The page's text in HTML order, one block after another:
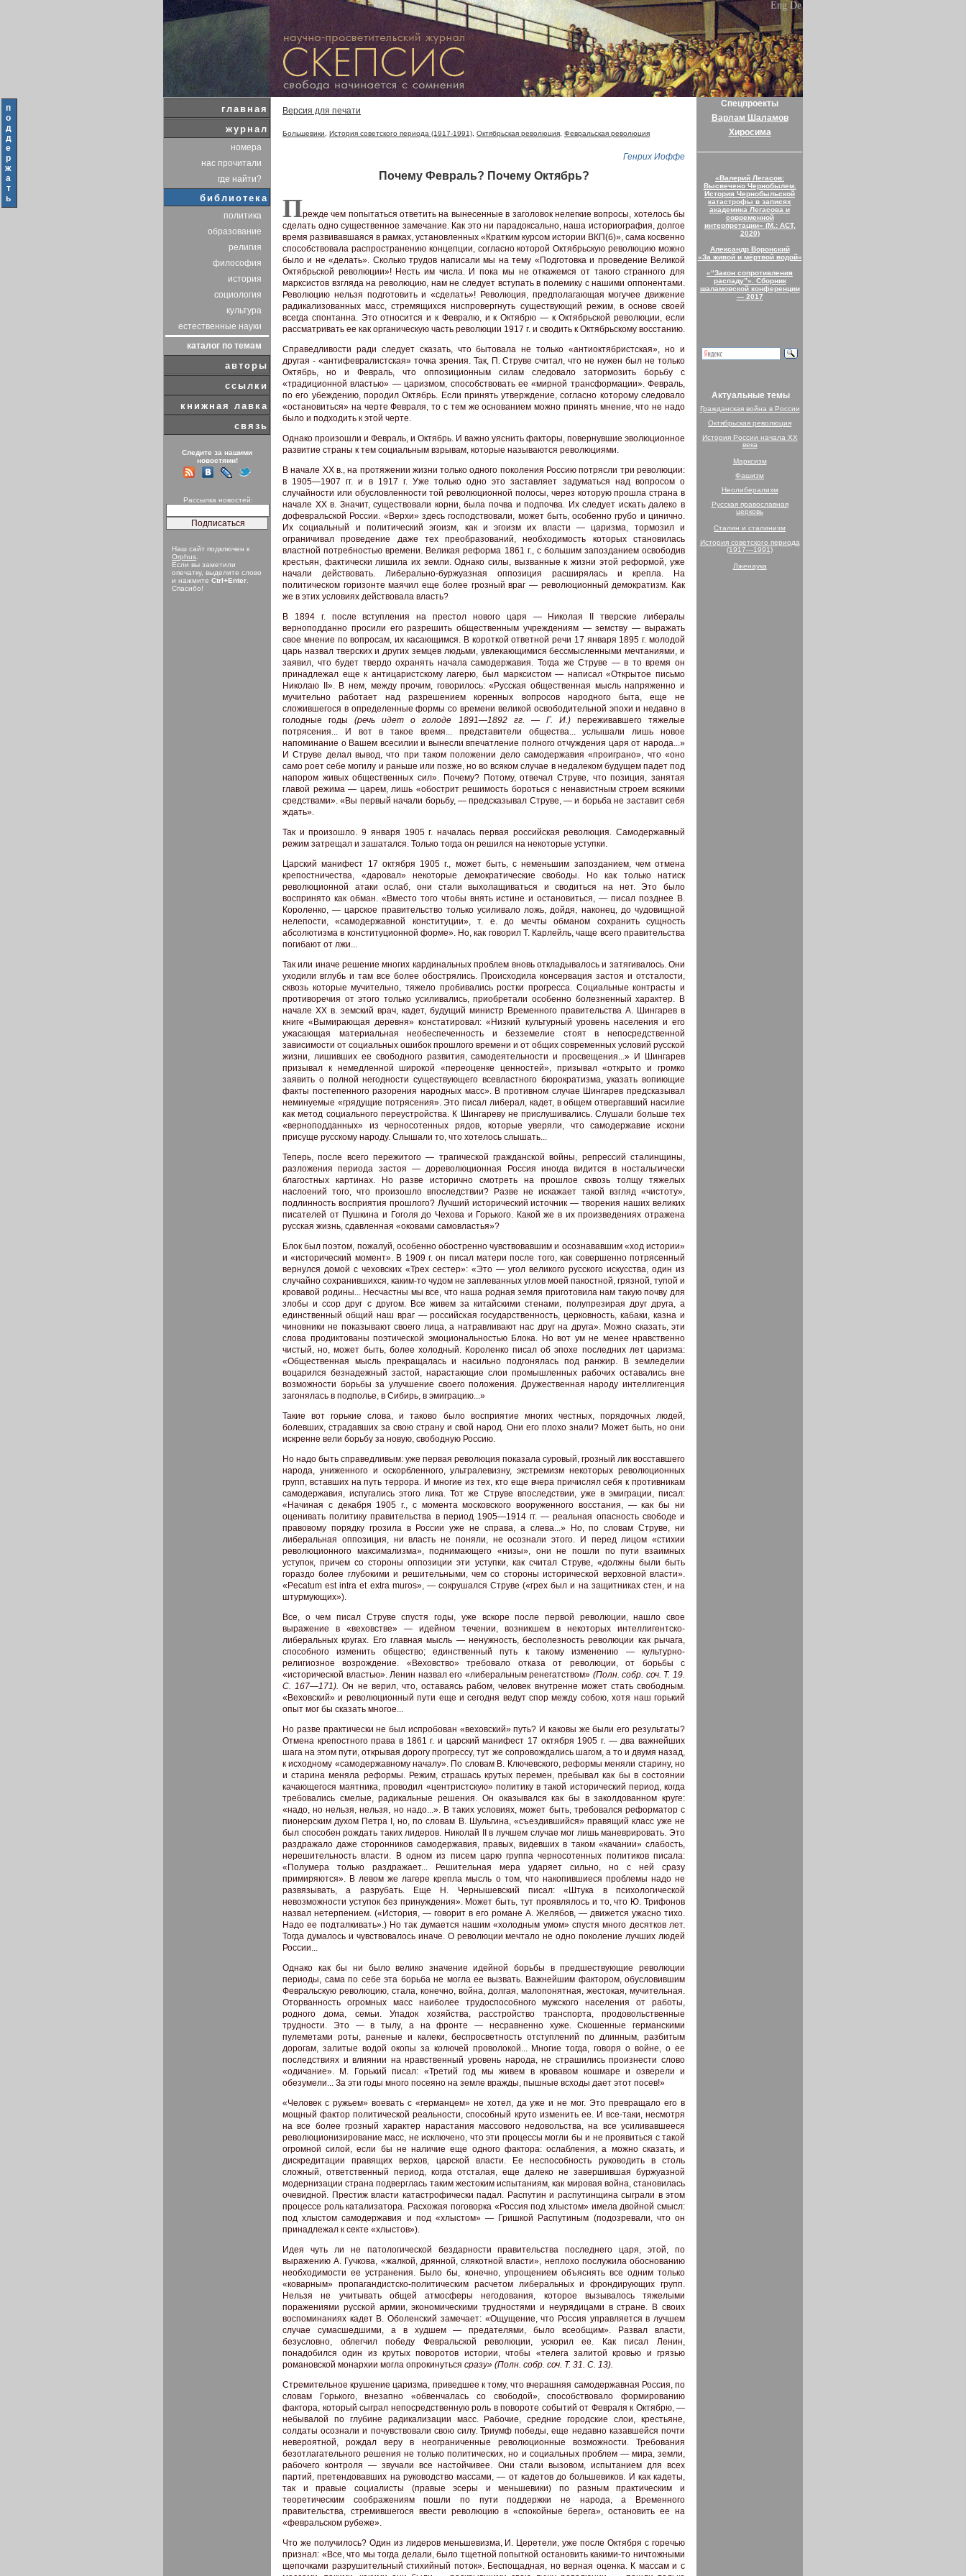
п
о
д
д
е
р
ж
а
т
ь
Eng De
главная
журнал
номера
нас прочитали
где найти?
библиотека
политика
образование
религия
философия
история
социология
культура
естественные науки
каталог по темам
авторы
ссылки
книжная лавка
связь
Следите за нашими
новостями!
Рассылка новостей:
Наш сайт подключен к
Orphus
Если вы заметили
опечатку, выделите слово
и нажмите Ctrl+Enter
Спасибо!
Версия для печати
Большевики История советского периода (1917-1991) Октябрьская революция Февральская революция
Генрих Иоффе
Почему Февраль? Почему Октябрь?
Прежде чем попытаться ответить на вынесенные в заголовок нелегкие вопросы, хотелось бы
сделать одно существенное замечание. Как это ни парадоксально, наша историография, долгое
время развивавшаяся в рамках, установленных «Кратким курсом истории ВКП(б)», сама косвенно
способствовала распространению концепции, согласно которой Октябрьскую революцию можно
было и не «делать». Сколько трудов написали мы на тему «Подготовка и проведение Великой
Октябрьской революции»! Несть им числа. И пока мы не откажемся от такого странного для
марксистов взгляда на революцию, нам не следует вступать в полемику с нашими оппонентами.
Революцию нельзя подготовить и «сделать»! Революция, предполагающая могучее движение
радикализованных масс, стремящихся ниспровергнуть существующий режим, в основе своей
всегда спонтанна. Это относится и к Февралю, и к Октябрю — к Октябрьской революции, если
рассматривать ее как органическую часть революции 1917 г. и сводить к Октябрьскому восстанию.
Справедливости ради следует сказать, что бытовала не только «антиоктябристская», но и
другая - «антифевралистская» точка зрения. Так, П. Струве считал, что не нужен был не только
Октябрь, но и Февраль, что оппозиционным силам следовало затормозить борьбу с
«традиционной властью» — царизмом, способствовать ее «мирной трансформации». Февраль,
по его убеждению, породил Октябрь. Если принять утверждение, согласно которому следовало
«остановиться» на черте Февраля, то с тем же основанием можно принять мнение, что не надо
было и подходить к этой черте.
Однако произошли и Февраль, и Октябрь. И важно уяснить факторы, повернувшие эволюционное
развитие страны к тем социальным взрывам, которые называются революциями.
В начале XX в., на протяжении жизни только одного поколения Россию потрясли три революции:
в 1905—1907 гг. и в 1917 г. Уже только одно это заставляет задуматься над вопросом о
случайности или обусловленности той революционной полосы, через которую прошла страна в
начале XX в. Значит, существовали корни, была почва и подпочва. Их следует искать далеко в
дофевральской России. «Верхи» здесь господствовали, может быть, особенно грубо и цинично.
Их социальный и политический эгоизм, как и эгоизм их власти — царизма, тормозил и
ограничивал проведение даже тех преобразований, необходимость которых становилась
властной потребностью времени. Великая реформа 1861 г., с большим запозданием освободив
крестьян, фактически лишила их земли. Однако силы, вызванные к жизни этой реформой, уже
начали действовать. Либерально-буржуазная оппозиция расширялась и крепла. На
политическом горизонте маячил еще более грозный враг — революционный демократизм. Как
же в этих условиях действовала власть?
В 1894 г. после вступления на престол нового царя — Николая II тверские либералы
верноподданно просили его разрешить общественным учреждениям — земству — выражать
свое мнение по вопросам, их касающимся. В короткой ответной речи 17 января 1895 г. молодой
царь назвал тверских и других земцев людьми, увлекающимися бессмысленными мечтаниями, и
заявил, что будет твердо охранять начала самодержавия. Тогда же Струве — в то время он
принадлежал еще к антицаристскому лагерю, был марксистом — написал «Открытое письмо
Николаю II». В нем, между прочим, говорилось: «Русская общественная мысль напряженно и
мучительно работает над разрешением коренных вопросов народного быта, еще не
сложившегося в определенные формы со времени великой освободительной эпохи и недавно в
голодные годы(речь идет о голоде 1891—1892 гг. — Г. И.)переживавшего тяжелые
потрясения... И вот в такое время... представители общества... услышали лишь новое
напоминание о Вашем всесилии и вынесли впечатление полного отчуждения царя от народа...»
И Струве делал вывод, что при таком положении дело самодержавия «проиграно», что «оно
само роет себе могилу и раньше или позже, но во всяком случае в недалеком будущем падет под
напором живых общественных сил». Почему? Потому, отвечал Струве, что позиция, занятая
главой режима — царем, лишь «обострит решимость бороться с ненавистным строем всякими
средствами». «Вы первый начали борьбу, — предсказывал Струве, — и борьба не заставит себя
ждать».
Так и произошло. 9 января 1905 г. началась первая российская революция. Самодержавный
режим затрещал и зашатался. Только тогда он решился на некоторые уступки.
Царский манифест 17 октября 1905 г., может быть, с неменьшим запозданием, чем отмена
крепостничества, «даровал» некоторые демократические свободы. Но как только натиск
революционной атаки ослаб, они стали выхолащиваться и сводиться на нет. Это было
воспринято как обман. «Вместо того чтобы внять истине и остановиться, — писал позднее В.
Короленко, — царское правительство только усиливало ложь, дойдя, наконец, до чудовищной
нелепости, «самодержавной конституции», т. е. до мечты обманом сохранить сущность
абсолютизма в конституционной форме». Но, как говорил Т. Карлейль, чаще всего правительства
погибают от лжи...
Так или иначе решение многих кардинальных проблем вновь откладывалось и затягивалось. Они
уходили вглубь и там все более обострялись. Происходила консервация застоя и отсталости,
сквозь которые мучительно, тяжело пробивались ростки прогресса. Социальные контрасты и
противоречия от этого только усиливались, приобретали особенно болезненный характер. В
начале XX в. земский врач, кадет, будущий министр Временного правительства А. Шингарев в
книге «Вымирающая деревня» констатировал: «Низкий культурный уровень населения и его
ужасающая материальная необеспеченность и безземелие стоят в непосредственной
зависимости от социальных ошибок прошлого времени и от общих современных условий русской
жизни, лишивших ее свободного развития, самодеятельности и просвещения...» И Шингарев
призывал к немедленной широкой «переоценке ценностей», призывал «открыто и громко
заявить о полной негодности существующего всевластного бюрократизма, указать вопиющие
факты постепенного разорения народных масс». В противном случае Шингарев предсказывал
неминуемые «грядущие потрясения». Это писал либерал, кадет, в общем отвергавший насилие
как метод социального переустройства. К Шингареву не прислушивались. Слушали больше тех
«верноподданных» из черносотенных рядов, которые уверяли, что самодержавие искони
присуще русскому народу. Слышали то, что хотелось слышать...
Теперь, после всего пережитого — трагической гражданской войны, репрессий сталинщины,
разложения периода застоя — дореволюционная Россия иногда видится в ностальгически
благостных картинах. Но разве исторично смотреть на прошлое сквозь толщу тяжелых
наслоений того, что произошло впоследствии? Разве не искажает такой взгляд «чистоту»,
подлинность восприятия прошлого? Лучший исторический источник — творения наших великих
писателей от Пушкина и Гоголя до Чехова и Горького. Какой же в их произведениях отражена
русская жизнь, сдавленная «оковами самовластья»?
Блок был поэтом, пожалуй, особенно обостренно чувствовавшим и осознававшим «ход истории»
и «исторический момент». В 1909 г. он писал матери после того, как совершенно потрясенный
вернулся домой с чеховских «Трех сестер»: «Это — угол великого русского искусства, один из
случайно сохранившихся, каким-то чудом не заплеванных углов моей пакостной, грязной, тупой и
кровавой родины... Несчастны мы все, что наша родная земля приготовила нам такую почву для
злобы и ссор друг с другом. Все живем за китайскими стенами, полупрезирая друг друга, а
единственный общий наш враг — российская государственность, церковность, кабаки, казна и
чиновники не показывают своего лица, а натравливают нас друг на друга». Можно сказать, эти
слова продиктованы поэтической эмоциональностью Блока. Но вот ум не менее нравственно
чистый, но, может быть, более холодный. Короленко писал об эпохе последних лет царизма:
«Общественная мысль прекращалась и насильно подгонялась под ранжир. В земледелии
воцарился безнадежный застой, нарастающие слои промышленных рабочих оставались вне
возможности борьбы за улучшение своего положения. Дружественная народу интеллигенция
загонялась в подполье, в Сибирь, в эмиграцию...»
Такие вот горькие слова, и таково было восприятие многих честных, порядочных людей,
болевших, страдавших за свою страну и свой народ. Они его плохо знали? Может быть, но они
искренне вели борьбу за новую, свободную Россию.
Но надо быть справедливым: уже первая революция показала суровый, грозный лик восставшего
народа, униженного и оскорбленного, ультралевизну, экстремизм некоторых революционных
групп, вставших на путь террора. И многие из тех, кто еще вчера причислял себя к противникам
самодержавия, испугались этого лика. Тот же Струве впоследствии, уже в эмиграции, писал:
«Начиная с декабря 1905 г., с момента московского вооруженного восстания, — как бы ни
оценивать политику правительства в период 1905—1914 гг. — реальная опасность свободе и
правовому порядку грозила в России уже не справа, а слева...» Но, по словам Струве, ни
либеральная оппозиция, ни власть не поняли, не осознали этого. И перед лицом «стихии
революционного максимализма», поднимающего «низы», они не пошли по пути взаимных
уступок, причем со стороны оппозиции эти уступки, как считал Струве, «должны были быть
гораздо более глубокими и решительными, чем со стороны исторической верховной власти».
«Pecatum est intra et extra muros», — сокрушался Струве («грех был и на защитниках стен, и на
штурмующих»).
Все, о чем писал Струве спустя годы, уже вскоре после первой революции, нашло свое
выражение в «веховстве» — идейном течении, возникшем в некоторых интеллигентско-
либеральных кругах. Его главная мысль — ненужность, бесполезность революции как рычага,
способного изменить общество; единственный путь к такому изменению — культурно-
религиозное возрождение. «Веховство» требовало отказа от революции, от борьбы с
«исторической властью». Ленин назвал его «либеральным ренегатством» (Полн. собр. соч. Т. 19.
С. 167—171). Он не верил, что, оставаясь рабом, человек внутренне может стать свободным.
«Веховский» и революционный пути еще и сегодня ведут спор между собою, хотя наш горький
опыт мог бы сказать многое...
Но разве практически не был испробован «веховский» путь? И каковы же были его результаты?
Отмена крепостного права в 1861 г. и царский манифест 17 октября 1905 г. — два важнейших
шага на этом пути, открывая дорогу прогрессу, тут же сопровождались шагом, а то и двумя назад,
к исходному «самодержавному началу». По словам В. Ключевского, реформы меняли старину, но
и старина меняла реформы. Режим, страшась крутых перемен, пребывал как бы в состоянии
качающегося маятника, проводил «центристскую» политику в такой исторический период, когда
требовались смелые, радикальные решения. Он оказывался как бы в заколдованном круге:
«надо, но нельзя, нельзя, но надо...». В таких условиях, может быть, требовался реформатор с
пионерским духом Петра I, но, по словам В. Шульгина, «съездившийся» правящий класс уже не
был способен рождать таких лидеров. Николай II в лучшем случае мог лишь маневрировать. Это
раздражало даже сторонников самодержавия, правых, видевших в таком «качании» слабость,
нерешительность власти. В одном из писем царю группа черносотенных политиков писала:
«Полумера только раздражает... Решительная мера ударяет сильно, но с ней сразу
примиряются». В левом же лагере крепла мысль о том, что накопившиеся проблемы надо не
развязывать, а разрубать. Еще Н. Чернышевский писал: «Штука в психологической
невозможности уступок без принуждения». Может быть, тут проявлялось и то, что Ю. Трифонов
назвал нетерпением. («История, — говорит в его романе А. Желябов, — движется ужасно тихо.
Надо ее подталкивать».) Но так думается нашим «холодным умом» спустя много десятков лет.
Тогда думалось и чувствовалось иначе. О революции мечтало не одно поколение лучших людей
России...
Однако как бы ни было велико значение идейной борьбы в предшествующие революции
периоды, сама по себе эта борьба не могла ее вызвать. Важнейшим фактором, обусловившим
Февральскую революцию, стала, конечно, война, долгая, малопонятная, жестокая, мучительная.
Оторванность огромных масс наиболее трудоспособного мужского населения от работы,
родного дома, семьи. Упадок хозяйства, расстройство транспорта, продовольственные
трудности. Это — в тылу, а на фронте — несравненно хуже. Скошенные германскими
пулеметами роты, раненые и калеки, беспросветность отступлений по длинным, разбитым
дорогам, залитые водой окопы за колючей проволокой... Многие тогда, говоря о войне, о ее
последствиях и влиянии на нравственный уровень народа, не страшились произнести слово
«одичание». М. Горький писал: «Третий год мы живем в кровавом кошмаре и озверели и
обезумели... За эти годы много посеяно на земле вражды, пышные всходы дает этот посев!»
«Человек с ружьем» воевать с «германцем» не хотел, да уже и не мог. Это превращало его в
мощный фактор политической реальности, способный круто изменить ее. И все-таки, несмотря
на все более грозный характер нарастания массового недовольства, на все усиливавшееся
революционизирование масс, не исключено, что эти процессы могли бы и не проявиться с такой
огромной силой, если бы не наличие еще одного фактора: ослабления, а можно сказать, и
дискредитации правящих верхов, царской власти. Ее неспособность руководить в столь
сложный, ответственный период, когда отсталая, еще далеко не завершившая буржуазной
модернизации страна подверглась таким жестоким испытаниям, как мировая война, становилась
очевидной. Престиж власти катастрофически падал. Распутин и распутинщина сыграли в этом
процессе роль катализатора. Расхожая поговорка «Россия под хлыстом» имела двойной смысл:
под хлыстом самодержавия и под «хлыстом» — Гришкой Распутиным (подозревали, что он
принадлежал к секте «хлыстов»).
Идея чуть ли не патологической бездарности правительства последнего царя, этой, по
выражению А. Гучкова, «жалкой, дрянной, слякотной власти», неплохо послужила обоснованию
необходимости ее устранения. Было бы, конечно, упрощением объяснять все одним только
«коварным» пропагандистско-политическим расчетом либеральных и фрондирующих групп.
Нельзя не учитывать общей атмосферы негодования, которое вызывалось тяжелыми
поражениями русской армии, экономическими трудностями и неурядицами в стране. В своих
воспоминаниях кадет В. Оболенский замечает: «Ощущение, что Россия управляется в лучшем
случае сумасшедшими, а в худшем — предателями, было всеобщим». Развал власти,
безусловно, облегчил победу Февральской революции, ускорил ее. Как писал Ленин,
понадобился один из крутых поворотов истории, чтобы «телега залитой кровью и грязью
романовской монархии могла опрокинуться сразу» (Полн. собр. соч. Т. 31. С. 13).
Стремительное крушение царизма, приведшее к тому, что вчерашняя самодержавная Россия, по
словам Горького, внезапно «обвенчалась со свободой», способствовало формированию
фактора, который сыграл непосредственную роль в повороте событий от Февраля к Октябрю, —
небывалой по глубине радикализации масс. Рабочие, средние городские слои, крестьяне,
солдаты осознали и почувствовали свою силу. Триумф победы, еще недавно казавшейся почти
невероятной, рождал веру в неограниченные революционные возможности. Требования
безотлагательного решения не только политических, но и социальных проблем — мира, земли,
рабочего контроля — звучали все настойчивее. Они стали вызовом, испытанием для всех
партий, претендовавших на руководство массами, — от кадетов до большевиков. И как кадеты,
так и правые социалисты (правые эсеры и меньшевики) по разным практическим и
теоретическим соображениям пошли по пути поддержки не народа, а Временного
правительства, стремившегося ввести революцию в «спокойные берега», остановить ее на
«февральском рубеже».
Что же получилось? Один из лидеров меньшевизма, И. Церетели, уже после Октября с горечью
признал: «Все, что мы тогда делали, было тщетной попыткой остановить какими-то ничтожными
щепочками разрушительный стихийный поток». Беспощадная, но верная оценка. К массам и с
Спецпроекты
Варлам Шаламов
Хиросима
«Валерий Легасов:
Высвечено Чернобылем.
История Чернобыльской
катастрофы в записях
академика Легасова и
современной
интерпретации» (М.: АСТ,
2020)
Александр Воронский
«За живой и мёртвой водой»
«“Закон сопротивления
распаду”». Сборник
шаламовской конференции
— 2017
Актуальные темы
Гражданская война в России
Октябрьская революция
История России начала XX
века
Марксизм
Фашизм
Неолиберализм
Русская православная
церковь
Сталин и сталинизм
История советского периода
(1917—1991)
Лженаука